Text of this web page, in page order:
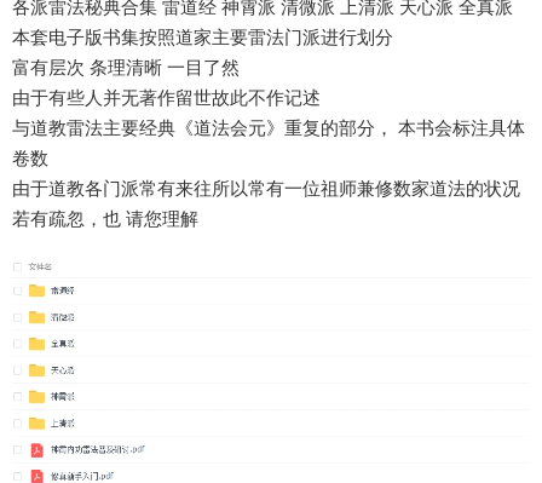
各派雷法秘典合集 雷道经 神霄派 清微派 上清派 天心派 全真派
本套电子版书集按照道家主要雷法门派进行划分
富有层次 条理清晰 一目了然
由于有些人并无著作留世故此不作记述
与道教雷法主要经典《道法会元》重复的部分， 本书会标注具体
卷数
由于道教各门派常有来往所以常有一位祖师兼修数家道法的状况
若有疏忽，也 请您理解